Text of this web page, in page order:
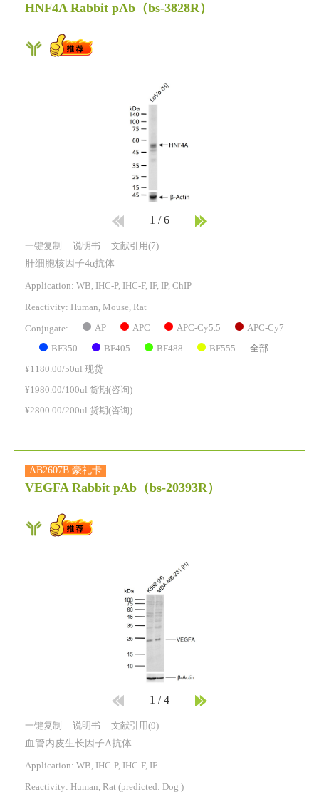
HNF4A Rabbit pAb （bs-3828R）
1 /6
一键复制 说明书 文献引用(7)
肝细胞核因子4α抗体
Application: WB, IHC-P, IHC-F, IF, IP, ChIP
Reactivity: Human, Mouse, Rat
Conjugate: AP APC APC-Cy5.5 APC-Cy7
BF350 BF405 BF488 BF555 全部
¥1180.00/50ul 现货
¥1980.00/100ul 货期(咨询)
¥2800.00/200ul 货期(咨询)
AB2607B 豪礼卡
VEGFA Rabbit pAb （bs-20393R）
1 /4
一键复制 说明书 文献引用(9)
血管内皮生长因子A抗体
Application: WB, IHC-P, IHC-F, IF
Reactivity: Human, Rat (predicted: Dog )